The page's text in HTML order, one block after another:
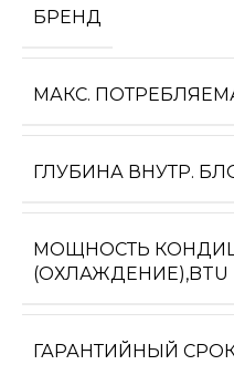
БРЕНД
МАКС.
ГЛУБИНА ВНУТР.
МОЩНОСТЬ
(ОХЛАЖДЕНИЕ),BTU
ГАРАНТИЙНЫЙ